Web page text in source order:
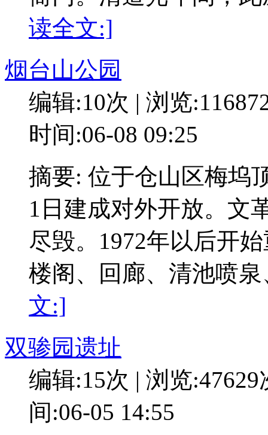
读全文:]
烟台山公园
编辑:10次 | 浏览
时间:06-08 09:25
摘要: 位于仓山区梅坞
1日建成对外开放。文
尽毁。1972年以后开
楼阁、回廊、清池喷
文:]
双骖园遗址
编辑:15次 | 浏览:47629
间:06-05 14:55